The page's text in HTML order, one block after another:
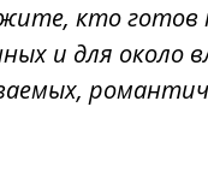
кто
и для около